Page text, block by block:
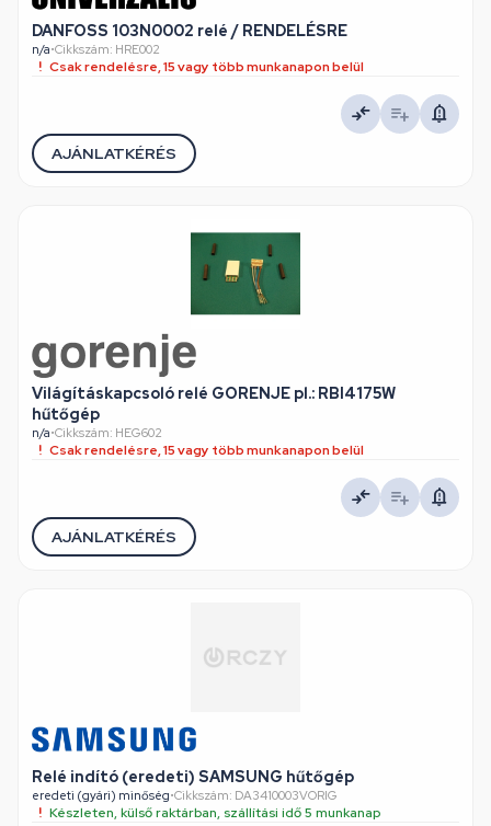
DANFOSS 103N0002 relé / RENDELÉSRE
n/a•Cikkszám: HRE002
Csak rendelésre, 15 vagy több munkanapon belül
AJÁNLATKÉRÉS
Világításkapcsoló relé GORENJE pl.: RBI4175W
hűtőgép
n/a•Cikkszám: HEG602
Csak rendelésre, 15 vagy több munkanapon belül
AJÁNLATKÉRÉS
Relé indító (eredeti) SAMSUNG hűtőgép
eredeti (gyári) minőség•Cikkszám: DA3410003VORIG
Készleten, külső raktárban, szállítási idő 5 munkanap